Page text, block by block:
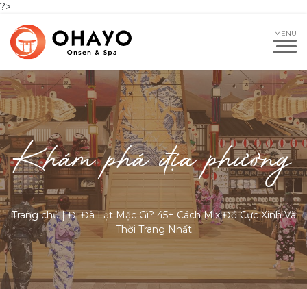
?>
Khám phá địa phương
Trang chủ|Đi Đà Lạt Mặc Gì? 45+ Cách Mix Đồ Cực Xinh Và
Thời Trang Nhất